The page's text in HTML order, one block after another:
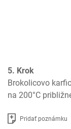
5. Krok
Brokolicovo
na 200°C
Pridať poznámku